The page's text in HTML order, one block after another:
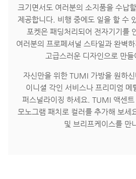
크기면서도 여러분의 소지품을 수납
제공합니다. 비행 중에도 일을 할 수
포켓은 패딩처리되어 전자기기를
여러분의 프로페셔널 스타일과 완벽
고급스러운 디자인으로 만들
자신만을 위한 TUMI 가방을 원하
이니셜 각인 서비스나 프리미엄 메
퍼스널라이징 하세요. TUMI 액센트
모노그램 패치로 컬러를 추가해 보
및 브리프케이스를 만